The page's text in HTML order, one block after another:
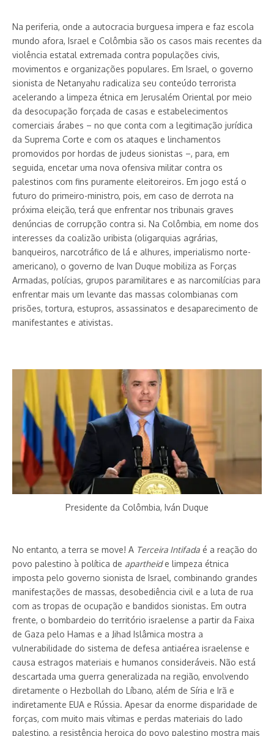
Na periferia, onde a autocracia burguesa impera e faz escola
mundo afora, Israel e Colômbia são os casos mais recentes da
violência estatal extremada contra populações civis,
movimentos e organizações populares. Em Israel, o governo
sionista de Netanyahu radicaliza seu conteúdo terrorista
acelerando a limpeza étnica em Jerusalém Oriental por meio
da desocupação forçada de casas e estabelecimentos
comerciais árabes – no que conta com a legitimação jurídica
da Suprema Corte e com os ataques e linchamentos
promovidos por hordas de judeus sionistas –, para, em
seguida, encetar uma nova ofensiva militar contra os
palestinos com fins puramente eleitoreiros. Em jogo está o
futuro do primeiro-ministro, pois, em caso de derrota na
próxima eleição, terá que enfrentar nos tribunais graves
denúncias de corrupção contra si. Na Colômbia, em nome dos
interesses da coalizão uribista (oligarquias agrárias,
banqueiros, narcotráfico de lá e alhures, imperialismo norte-
americano), o governo de Ivan Duque mobiliza as Forças
Armadas, polícias, grupos paramilitares e as narcomilícias para
enfrentar mais um levante das massas colombianas com
prisões, tortura, estupros, assassinatos e desaparecimento de
manifestantes e ativistas.
Presidente da Colômbia, Iván Duque
No entanto, a terra se move! A Terceira Intifada é a reação do
povo palestino à política de apartheide limpeza étnica
imposta pelo governo sionista de Israel, combinando grandes
manifestações de massas, desobediência civil e a luta de rua
com as tropas de ocupação e bandidos sionistas. Em outra
frente, o bombardeio do território israelense a partir da Faixa
de Gaza pelo Hamas e a Jihad Islâmica mostra a
vulnerabilidade do sistema de defesa antiaérea israelense e
causa estragos materiais e humanos consideráveis. Não está
descartada uma guerra generalizada na região, envolvendo
diretamente o Hezbollah do Líbano, além de Síria e Irã e
indiretamente EUA e Rússia. Apesar da enorme disparidade de
forças, com muito mais vítimas e perdas materiais do lado
palestino, a resistência heroica do povo palestino mostra mais